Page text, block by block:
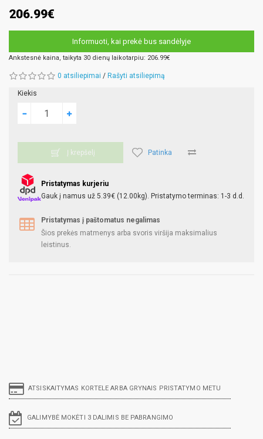
206.99€
Informuoti, kai prekė bus sandėlyje
Ankstesnė kaina, taikyta 30 dienų laikotarpiu: 206.99€
0 atsiliepimai / Rašyti atsiliepimą
Kiekis
Į krepšelį Patinka
Pristatymas kurjeriu
Gauk į namus už 5.39€ (12.00kg). Pristatymo terminas: 1-3 d.d.
Pristatymas į paštomatus negalimas
Šios prekės matmenys arba svoris viršija maksimalius
leistinus.
ATSISKAITYMAS KORTELE ARBA GRYNAIS PRISTATYMO METU
GALIMYBĖ MOKĖTI 3 DALIMIS BE PABRANGIMO